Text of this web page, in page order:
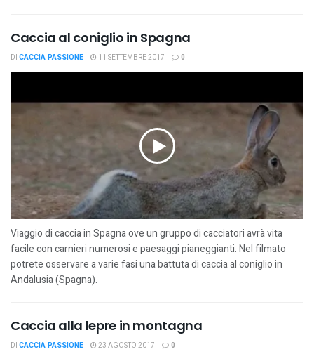
Caccia al coniglio in Spagna
DI CACCIA PASSIONE 11 SETTEMBRE 2017 0
Viaggio di caccia in Spagna ove un gruppo di cacciatori avrà vita
facile con carnieri numerosi e paesaggi pianeggianti. Nel filmato
potrete osservare a varie fasi una battuta di caccia al coniglio in
Andalusia (Spagna).
Caccia alla lepre in montagna
DI CACCIA PASSIONE 23 AGOSTO 2017 0